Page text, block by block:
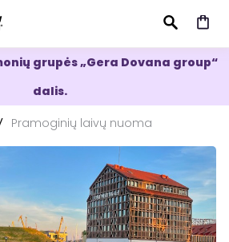
IEŠKOTI
grupės „Gera Dovana group“
dalis.
Pramoginių laivų nuoma